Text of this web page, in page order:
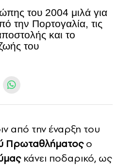
του 2004 μιλά για
την Πορτογαλία, τις
και το
του
από την έναρξη του
Πρωταθλήματοςο
κάνει ποδαρικό, ως